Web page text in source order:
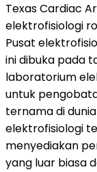
Texas Cardiac
elektrofisiologi
Pusat
ini dibuka pada
laboratorium
untuk
ternama di
elektrofisiologi
menyediakan
yang luar biasa